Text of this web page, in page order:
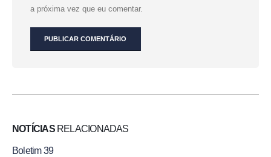
a próxima vez que eu comentar.
NOTÍCIASRELACIONADAS
Boletim 39